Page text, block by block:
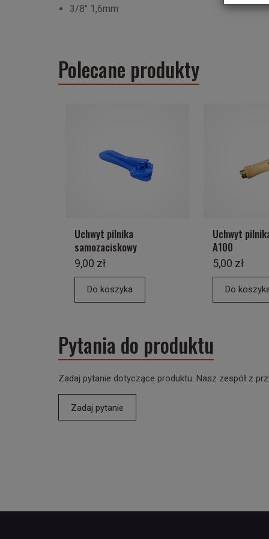
3/8" 1,6mm
Polecane produkty
Uchwyt pilnika
samozaciskowy
9,00 zł
Do koszyka
Uchwyt
A100
5,00 zł
Do
Pytania do produktu
Zadaj pytanie dotyczące produktu. Nasz zespół z
Zadaj pytanie